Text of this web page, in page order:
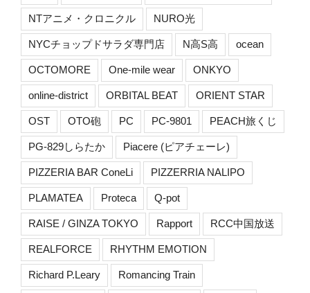
NTアニメ・クロニクル NURO光
NYCチョップドサラダ専門店 N高S高 ocean
OCTOMORE One-mile wear ONKYO
online-district ORBITAL BEAT ORIENT STAR
OST OTO砲 PC PC-9801 PEACH旅くじ
PG-829しらたか Piacere (ピアチェーレ)
PIZZERIA BAR ConeLi PIZZERRIA NALIPO
PLAMATEA Proteca Q-pot
RAISE / GINZA TOKYO Rapport RCC中国放送
REALFORCE RHYTHM EMOTION
Richard P.Leary Romancing Train